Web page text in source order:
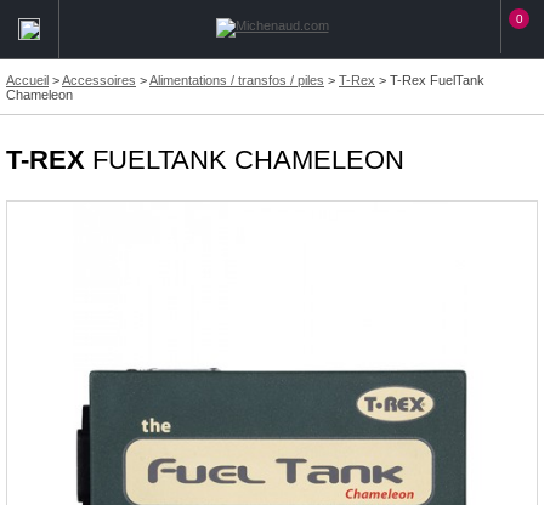
0
Accueil >Accessoires >Alimentations / transfos / piles > T-Rex > T-Rex FuelTank
Chameleon
T-REX FUELTANK CHAMELEON